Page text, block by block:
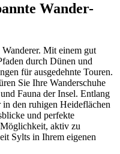
Wander-
Mit einem gut
durch Dünen und
für ausgedehnte Touren.
Sie Ihre Wanderschuhe
Fauna der Insel. Entlang
in den ruhigen Heideflächen
und perfekte
aktiv zu
Sylts in Ihrem eigenen